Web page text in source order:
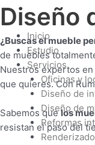
Ir
al
contenido
Inicio
Estudio
Servicios
Oficinas y
Diseño de
Diseño de
Reformas
Diseño
¿Buscas el mueble
de muebles
Nuestros expertos
que quieres. Con
Sabemos quelos
resistan el paso del